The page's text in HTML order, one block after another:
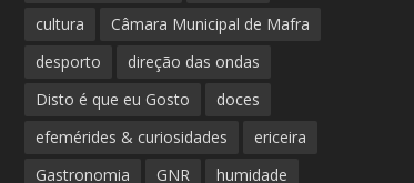
cultura
Câmara Municipal de Mafra
desporto
direção das ondas
Disto é que eu Gosto
doces
efemérides & curiosidades
ericeira
Gastronomia
GNR
humidade